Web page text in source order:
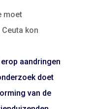
moet
kon
aandringen
doet
van de